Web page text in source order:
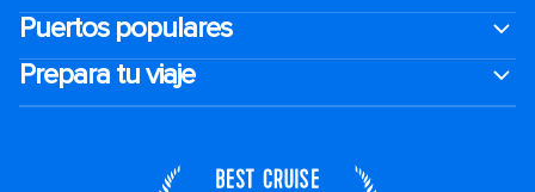
Puertos populares
Prepara tu viaje